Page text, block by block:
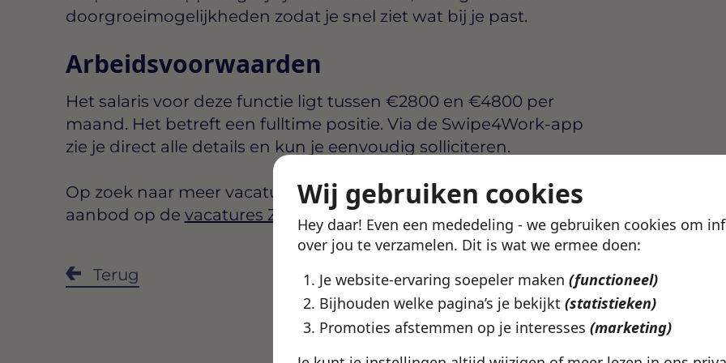
Wij gebruiken cookies
Hey daar! Even een mededeling - we gebruiken cookies om
over jou te verzamelen. Dit is wat we ermee doen:
Je website-ervaring soepeler maken (functioneel)
Bijhouden welke pagina’s je bekijkt (statistieken)
Promoties afstemmen op je interesses (marketing)
doorgroeimogelijkheden zodat je snel ziet wat bij je past.
Arbeidsvoorwaarden
Het salaris voor deze functie ligt tussen €2800 en €4800 per
maand. Het betreft een fulltime positie. Via de Swipe4Work-app
zie je direct alle details en kun je eenvoudig solliciteren.
Op zoek naar meer vacatures in Zwolle? Bekijk het volledige
aanbod op de vacatures Zwolle pagina.
Terug Deel deze vacature